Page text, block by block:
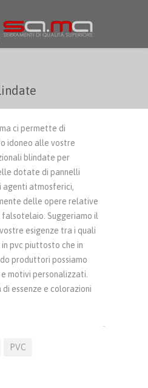
ci permette di
idoneo alle vostre
blindate per
dotate di pannelli
agenti atmosferici,
delle opere relative
Suggeriamo il
esigenze tra i quali
pvc piuttosto che in
produttori possiamo
motivi personalizzati.
essenze e colorazioni
PVC